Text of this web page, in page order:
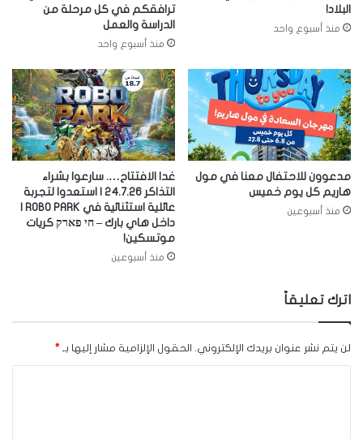
البلاد!
منذ أسبوع واحد
ترافقكم في كل مرحلة من
الدراسة والعمل
منذ أسبوع واحد
مدعوون للاحتفال معنا في مول
هاريم كل يوم خميس
منذ أسبوعين
غدا الافتتاح…. سارعوا بشراء
التذاكر 24.7.26 | استعدوا لتجربة
داخل هاي بارك – חי פארק كريات
موتسكين!
منذ أسبوعين
اترك تعليقاً
لن يتم نشر عنوان بريدك الإلكتروني. الحقول الإلزامية مشار إليها بـ *